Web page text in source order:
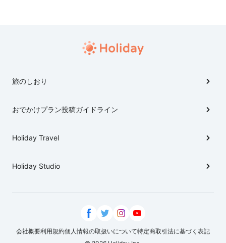
旅のしおり
おでかけプラン投稿ガイドライン
Holiday Travel
Holiday Studio
会社概要利用規約個人情報の取扱いについて特定商取引法に基づく表記